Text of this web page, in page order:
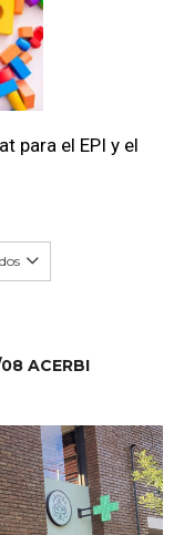
para el EPI y el
ACERBI